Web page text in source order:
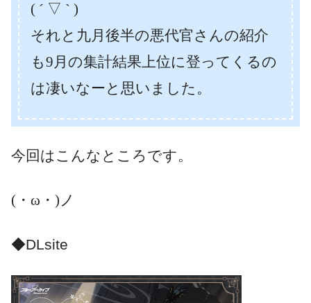
( ´ ▽ ` )
それと九月後半の悪代官さんの紹介
も9月の集計結果上位に登ってくるの
は凄いなーと思いました。
今回はこんなところです。
(・ω・)ノ
◆DLsite